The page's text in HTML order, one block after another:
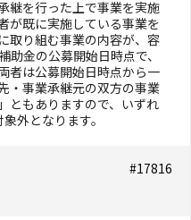
継を行った上で事業を実施
が既に実施している事業を
取り組む事業の内容が、容
金の公募開始日時点で、
者は公募開始日時点から一
・事業承継元の双方の事業
ともありますので、いずれ
外となります。
#17816